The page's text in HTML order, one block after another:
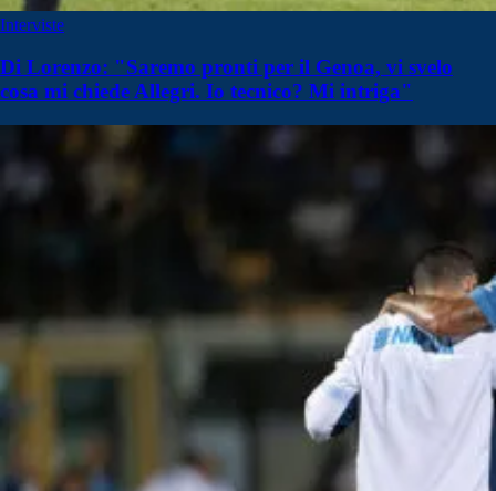
Interviste
Di Lorenzo: "Saremo pronti per il Genoa, vi svelo
cosa mi chiede Allegri. Io tecnico? Mi intriga"